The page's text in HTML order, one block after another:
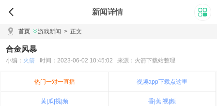
新闻详情
首页 游戏新闻 > 正文
合金风暴
小编： 火箭 时间：2023-06-02 10:45:02 来源：火箭下载站整理
热门一对一直播 视频app下载点这里
黄|瓜|视|频 香|蕉|视|频